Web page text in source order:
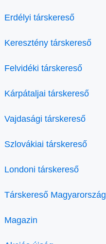
Erdélyi társkereső
Keresztény társkereső
Felvidéki társkereső
Kárpátaljai társkereső
Vajdasági társkereső
Szlovákiai társkereső
Londoni társkereső
Társkereső Magyarország
Magazin